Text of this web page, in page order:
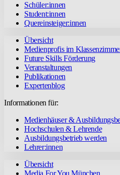
Schüler:innen
Student:innen
Quereinsteiger:innen
Übersicht
Medienprofis im
Future Skills Förderung
Veranstaltungen
Publikationen
Expertenblog
Informationen für:
Medienhäuser &
Hochschulen & Lehrende
Ausbildungsbetrieb werden
Lehrer:innen
Übersicht
Media For You München